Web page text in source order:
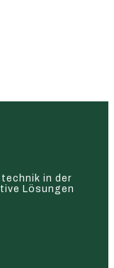
in der
Lösungen